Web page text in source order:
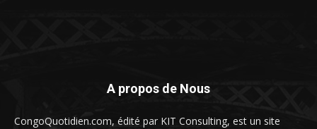
A propos de Nous
CongoQuotidien.com, édité par KIT Consulting, est un site